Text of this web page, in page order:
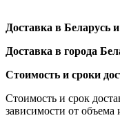
Доставка в Беларусь
Доставка в города
Стоимость и сроки
Стоимость и срок
зависимости от объема